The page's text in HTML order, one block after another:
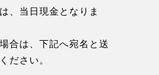
、当日現金となりま
合は、下記へ宛名と送
ださい。